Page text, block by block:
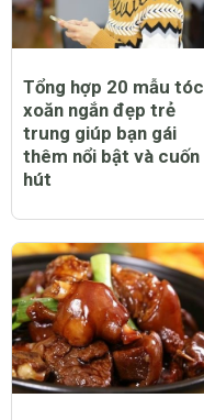
Tổng hợp 20 mẫu tóc
xoăn ngắn đẹp trẻ
trung giúp bạn gái
thêm nổi bật và cuốn
hút